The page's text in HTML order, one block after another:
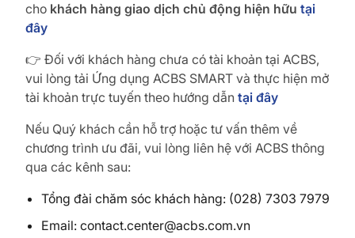
cho khách hàng giao dịch chủ động hiện hữu tại
đây
👉 Đối với khách hàng chưa có tài khoản tại ACBS,
vui lòng tải Ứng dụng ACBS SMART và thực hiện mở
tài khoản trực tuyến theo hướng dẫn tại đây
Nếu Quý khách cần hỗ trợ hoặc tư vấn thêm về
chương trình ưu đãi, vui lòng liên hệ với ACBS thông
qua các kênh sau:
Tổng đài chăm sóc khách hàng: (028) 7303 7979
Email: contact.center@acbs.com.vn